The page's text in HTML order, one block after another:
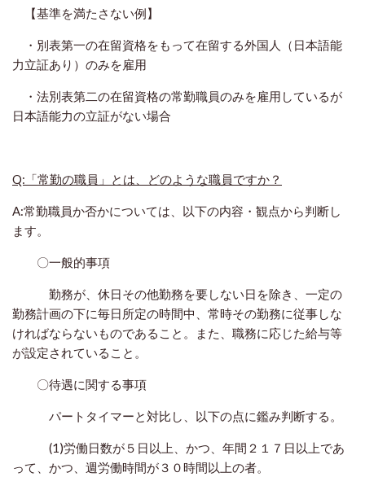
【基準を満たさない例】
・別表第一の在留資格をもって在留する外国人（日本語能
力立証あり）のみを雇用
・法別表第二の在留資格の常勤職員のみを雇用しているが
日本語能力の立証がない場合
Q:「常勤の職員」とは、どのような職員ですか？
A:常勤職員か否かについては、以下の内容・観点から判断し
ます。
〇一般的事項
勤務が、休日その他勤務を要しない日を除き、一定の
勤務計画の下に毎日所定の時間中、常時その勤務に従事しな
ければならないものであること。また、職務に応じた給与等
が設定されていること。
〇待遇に関する事項
パートタイマーと対比し、以下の点に鑑み判断する。
(1)労働日数が５日以上、かつ、年間２１７日以上であ
って、かつ、週労働時間が３０時間以上の者。